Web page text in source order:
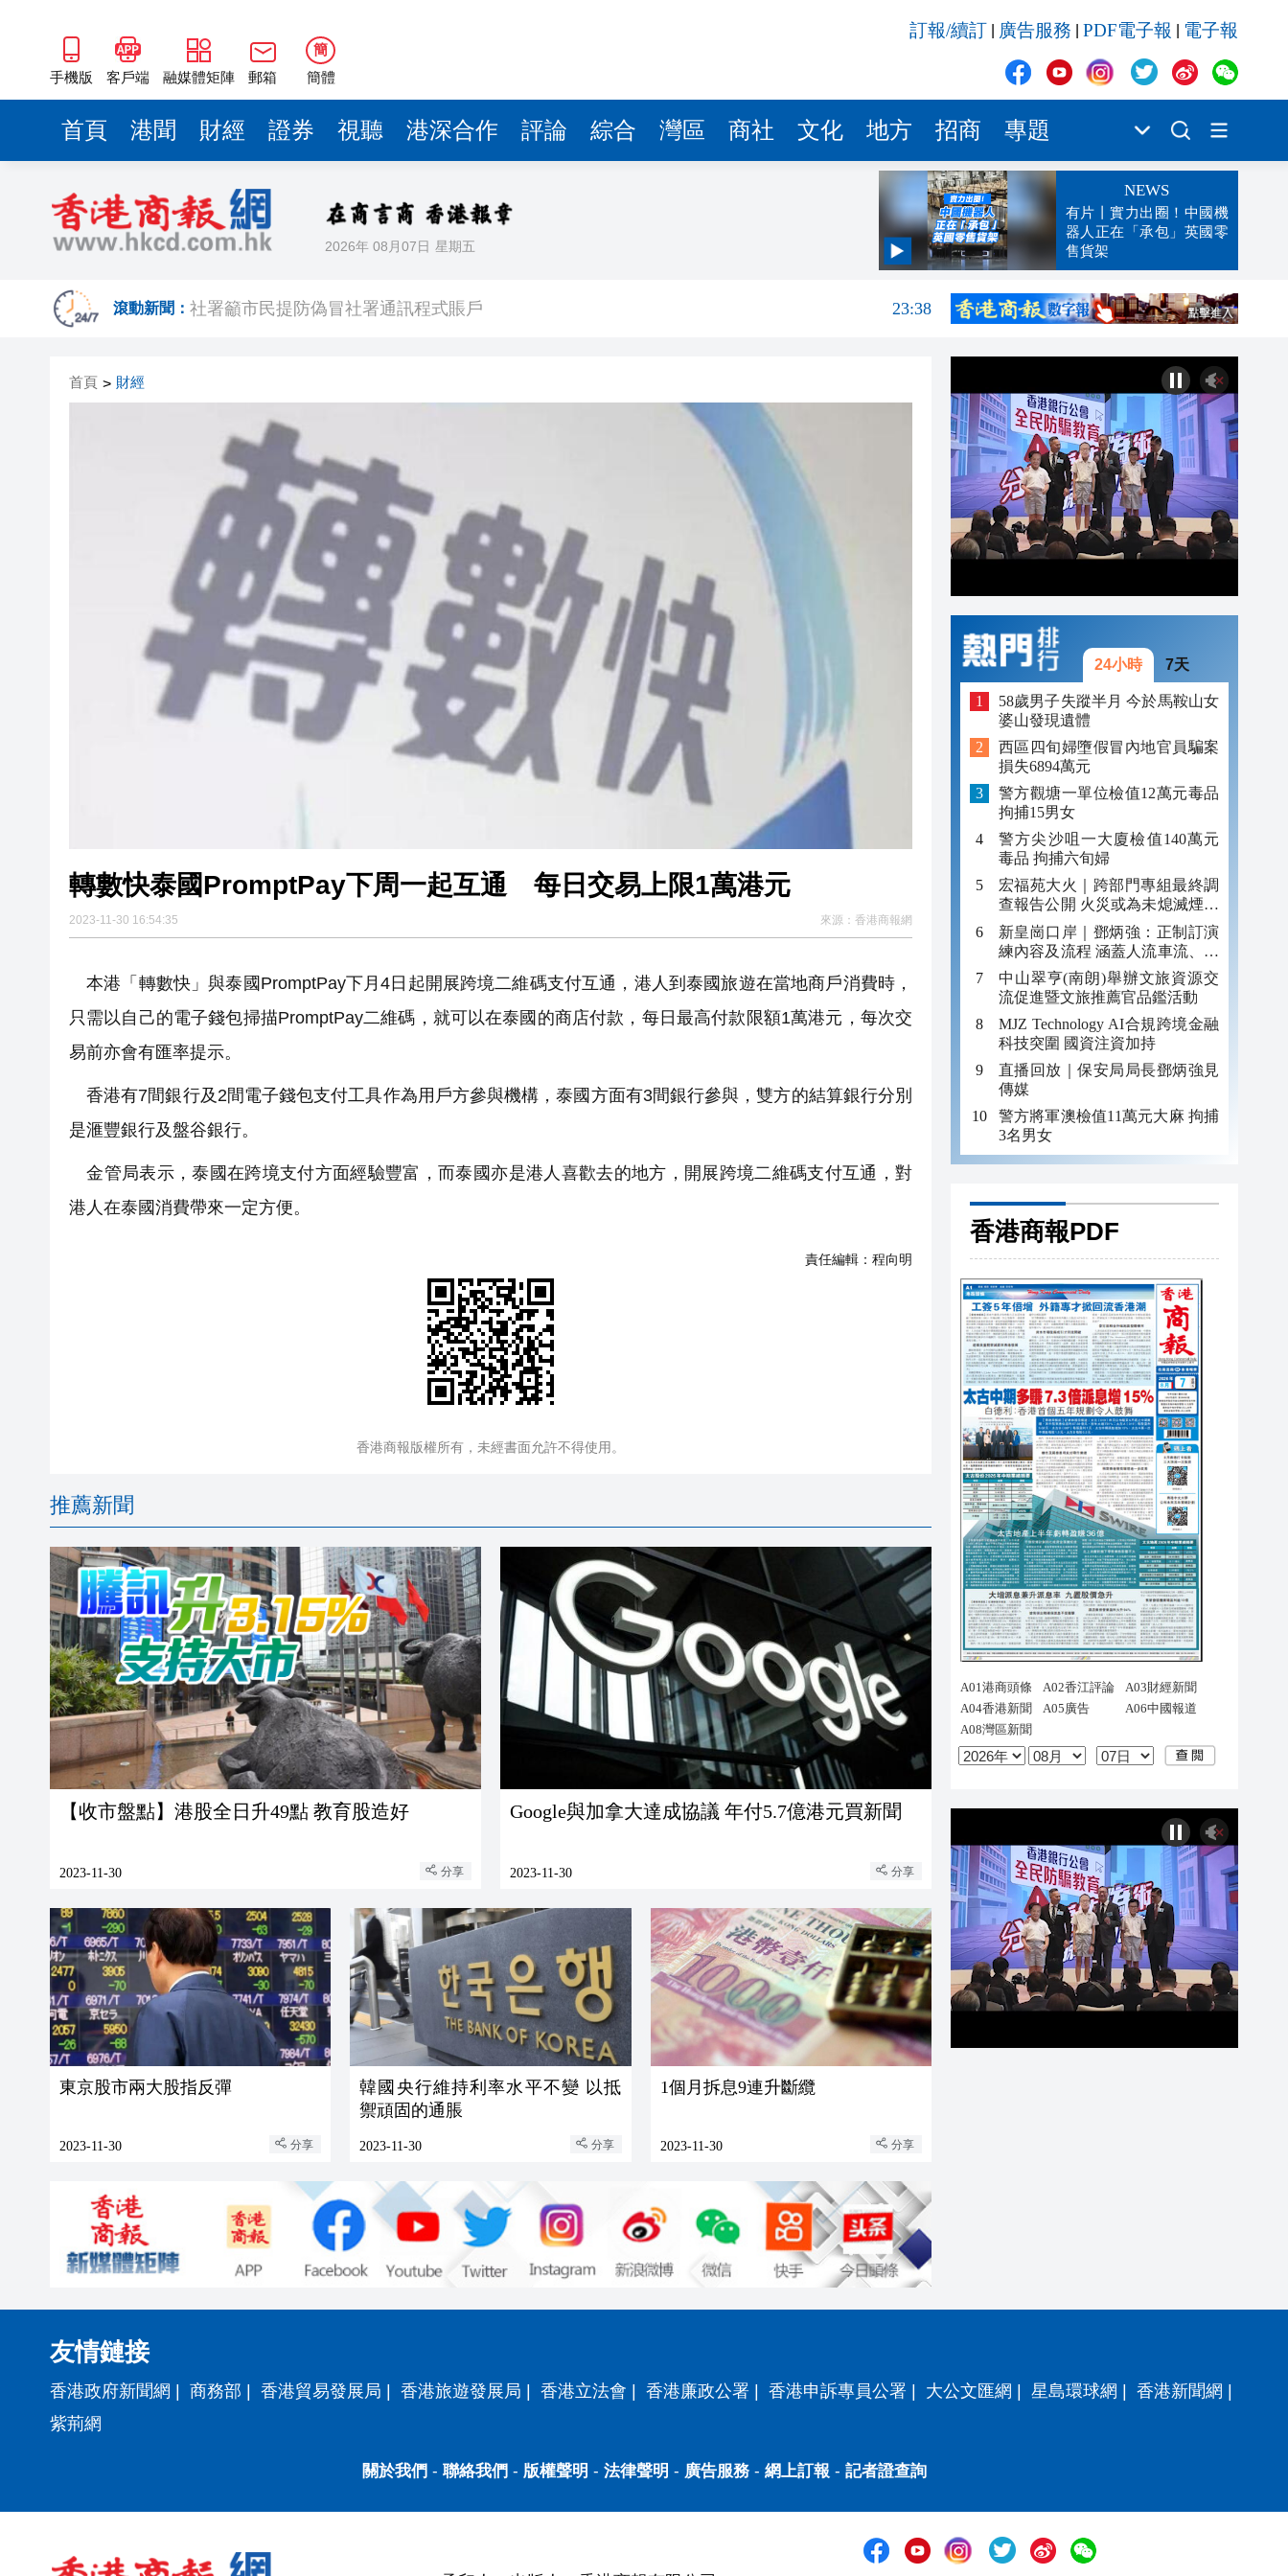
手機版 客戶端 融媒體矩陣 郵箱
簡
簡體
訂報/續訂 廣告服務 PDF電子報 電子報
首頁 港聞 財經 證券 視聽 港深合作 評論 綜合 灣區 商社 文化 地方 招商 專題
2026年 08月07日 星期五
NEWS
有片丨實力出圈！中國機
器人正在「承包」英國零
售貨架
滾動新聞：
23:45
社署籲市民提防偽冒社署通訊程式賬戶
23:38
波黑130年歷史鋼廠走向破產重組 逾1500工人或失業
日本2027國防預算申請近9萬億日圓創新高 應對新型作戰方式
相約深圳，見證奇蹟 「熱帶雨林」文藝生態展現國際傳播力量
美勞動力市場迅速降溫 美元指數跌至兩個月低位
首頁 > 財經
轉數快泰國PromptPay下周一起互通 每日交易上限1萬港元
2023-11-30 16:54:35 來源： 香港商報網
本港「轉數快」與泰國PromptPay下月4日起開展跨境二維碼支付互通，港人到泰國旅遊在當地商戶消費時，
只需以自己的電子錢包掃描PromptPay二維碼，就可以在泰國的商店付款，每日最高付款限額1萬港元，每次交
易前亦會有匯率提示。
香港有7間銀行及2間電子錢包支付工具作為用戶方參與機構，泰國方面有3間銀行參與，雙方的結算銀行分別
是滙豐銀行及盤谷銀行。
金管局表示，泰國在跨境支付方面經驗豐富，而泰國亦是港人喜歡去的地方，開展跨境二維碼支付互通，對
港人在泰國消費帶來一定方便。
責任編輯： 程向明
香港商報版權所有，未經書面允許不得使用。
推薦新聞
【收市盤點】港股全日升49點 教育股造好
2023-11-30 分享
Google與加拿大達成協議 年付5.7億港元買新聞
2023-11-30 分享
東京股市兩大股指反彈
2023-11-30 分享
韓國央行維持利率水平不變 以抵
禦頑固的通脹
2023-11-30 分享
1個月拆息9連升斷纜
2023-11-30 分享
24小時 7天
58歲男子失蹤半月 今於馬鞍山女
婆山發現遺體
西區四旬婦墮假冒內地官員騙案
損失6894萬元
警方觀塘一單位檢值12萬元毒品
拘捕15男女
警方尖沙咀一大廈檢值140萬元
毒品 拘捕六旬婦
宏福苑大火｜跨部門專組最終調
查報告公開 火災或為未熄滅煙頭
引發
新皇崗口岸｜鄧炳強：正制訂演
練內容及流程 涵蓋人流車流、緊
急應變等
中山翠亨(南朗)舉辦文旅資源交
流促進暨文旅推薦官品鑑活動
MJZ Technology AI合規跨境金融
科技突圍 國資注資加持
直播回放｜保安局局長鄧炳強見
傳媒
警方將軍澳檢值11萬元大麻 拘捕
3名男女
香港商報PDF
友情鏈接
香港政府新聞網 | 商務部 | 香港貿易發展局 | 香港旅遊發展局 | 香港立法會 | 香港廉政公署 | 香港申訴專員公署 | 大公文匯網 | 星島環球網 | 香港新聞網 |
紫荊網
關於我們 - 聯絡我們 - 版權聲明 - 法律聲明 - 廣告服務- 網上訂報 - 記者證查詢